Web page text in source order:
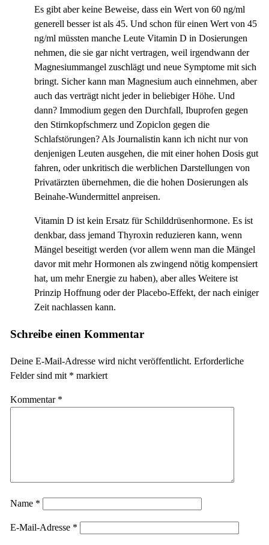
Es gibt aber keine Beweise, dass ein Wert von 60 ng/ml
generell besser ist als 45. Und schon für einen Wert von 45
ng/ml müssten manche Leute Vitamin D in Dosierungen
nehmen, die sie gar nicht vertragen, weil irgendwann der
Magnesiummangel zuschlägt und neue Symptome mit sich
bringt. Sicher kann man Magnesium auch einnehmen, aber
auch das verträgt nicht jeder in beliebiger Höhe. Und
dann? Immodium gegen den Durchfall, Ibuprofen gegen
den Stirnkopfschmerz und Zopiclon gegen die
Schlafstörungen? Als Journalistin kann ich nicht nur von
denjenigen Leuten ausgehen, die mit einer hohen Dosis gut
fahren, oder unkritisch die werblichen Darstellungen von
Privatärzten übernehmen, die die hohen Dosierungen als
Beinahe-Wundermittel anpreisen.
Vitamin D ist kein Ersatz für Schilddrüsenhormone. Es ist
denkbar, dass jemand Thyroxin reduzieren kann, wenn
Mängel beseitigt werden (vor allem wenn man die Mängel
davor mit mehr Hormonen als zwingend nötig kompensiert
hat, um mehr Energie zu haben), aber alles Weitere ist
Prinzip Hoffnung oder der Placebo-Effekt, der nach einiger
Zeit nachlassen kann.
Schreibe einen Kommentar
Deine E-Mail-Adresse wird nicht veröffentlicht. Erforderliche
Felder sind mit * markiert
Kommentar *
Name *
E-Mail-Adresse *